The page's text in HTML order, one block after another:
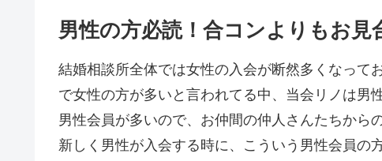
男性の方必読！合コンよりもお
結婚相談所全体では女性の入会が断然多くなって
で女性の方が多いと言われてる中、当会リノは男
男性会員が多いので、お仲間の仲人さんたちから
新しく男性が入会する時に、こういう男性会員の